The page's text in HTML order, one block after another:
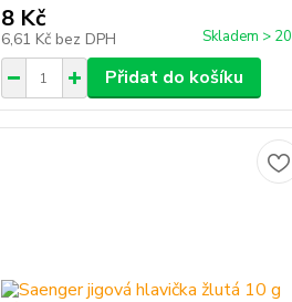
8 Kč
6,61 Kč bez DPH Skladem > 20
Přidat do košíku